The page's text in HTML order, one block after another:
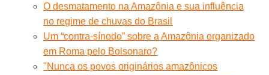
O desmatamento na Amazônia e sua influência
no regime de chuvas do Brasil
Um “contra-sínodo” sobre a Amazônia organizado
em Roma pelo Bolsonaro?
"Nunca os povos originários amazônicos